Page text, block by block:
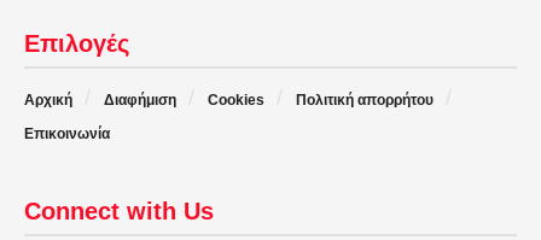
Επιλογές
Αρχική Διαφήμιση Cookies
Πολιτική απορρήτου
Επικοινωνία
Connect with Us